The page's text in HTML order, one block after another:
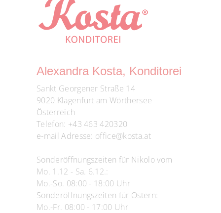
Alexandra Kosta, Konditorei
Sankt Georgener Straße 14
9020 Klagenfurt am Wörthersee
Österreich
Telefon: +43 463 420320
e-mail Adresse: office@kosta.at
Sonderöffnungszeiten für Nikolo vom
Mo. 1.12 - Sa. 6.12.:
Mo.-So. 08:00 - 18:00 Uhr
Sonderöffnungszeiten für Ostern:
Mo.-Fr. 08:00 - 17:00 Uhr